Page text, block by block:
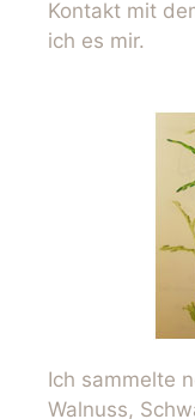
Kontakt mit
ich es mir.
Ich sammelte
Walnuss,